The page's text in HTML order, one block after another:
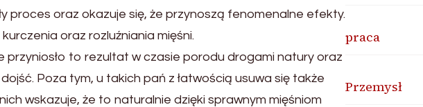
proces oraz okazuje się, że przynoszą fenomenalne efekty.
oraz rozluźniania mięśni.
przyniosło to rezultat w czasie porodu drogami natury oraz
Poza tym, u takich pań z łatwością usuwa się także
wskazuje, że to naturalnie dzięki sprawnym mięśniom
praca
Przemysł